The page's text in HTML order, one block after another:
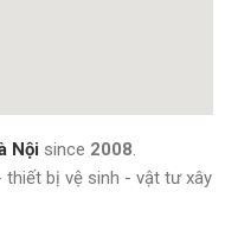
Nội since 2008
thiết bị vệ sinh - vật tư xây